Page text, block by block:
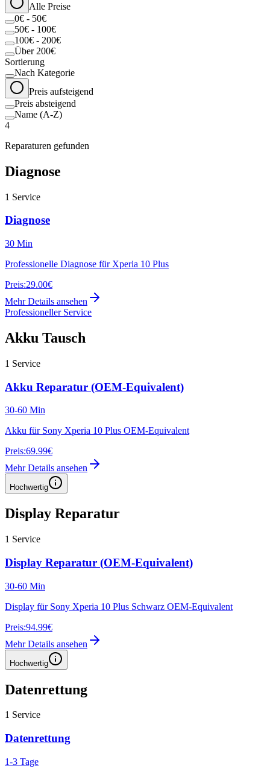
Alle Preise
0€ - 50€
50€ - 100€
100€ - 200€
Über 200€
Sortierung
Nach Kategorie
Preis aufsteigend
Preis absteigend
Name (A-Z)
4
Reparaturen gefunden
Diagnose
1 Service
Diagnose
30 Min
Professionelle Diagnose für Xperia 10 Plus
Preis:29.00€
Mehr Details ansehen
Professioneller Service
Akku Tausch
1 Service
Akku Reparatur (OEM-Equivalent)
30-60 Min
Akku für Sony Xperia 10 Plus OEM-Equivalent
Preis:69.99€
Mehr Details ansehen
Hochwertig
Display Reparatur
1 Service
Display Reparatur (OEM-Equivalent)
30-60 Min
Display für Sony Xperia 10 Plus Schwarz OEM-Equivalent
Preis:94.99€
Mehr Details ansehen
Hochwertig
Datenrettung
1 Service
Datenrettung
1-3 Tage